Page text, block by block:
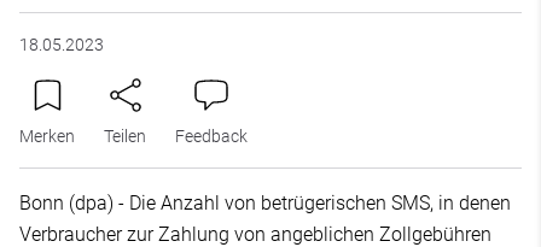
18.05.2023
Merken Teilen Feedback
Bonn (dpa) - Die Anzahl von betrügerischen SMS, in denen
Verbraucher zur Zahlung von angeblichen Zollgebühren